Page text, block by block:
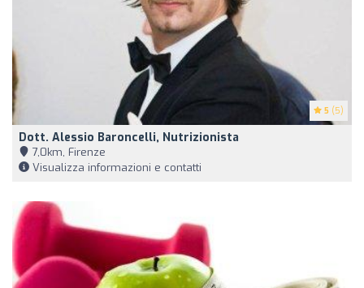
5 (5)
Dott. Alessio Baroncelli, Nutrizionista
7,0km, Firenze
Visualizza informazioni e contatti